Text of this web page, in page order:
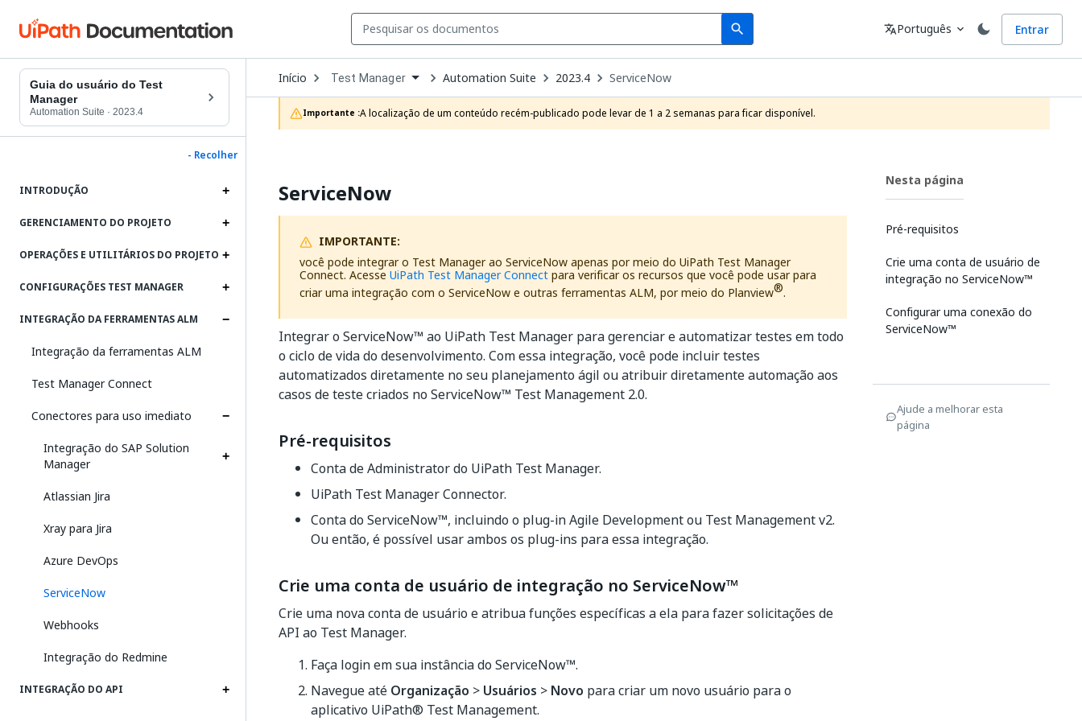
search
Search Idioma
translatePortuguês expand_more Entrar
Guia do usuário do Test
Manager
Automation Suite · 2023.4
- Recolher
INTRODUÇÃO
GERENCIAMENTO DO PROJETO
OPERAÇÕES E UTILITÁRIOS DO PROJETO
CONFIGURAÇÕES TEST MANAGER
INTEGRAÇÃO DA FERRAMENTAS ALM
Integração da ferramentas ALM
Test Manager Connect
Conectores para uso imediato
Integração do SAP Solution
Manager
Atlassian Jira
Xray para Jira
Azure DevOps
ServiceNow
Webhooks
Integração do Redmine
INTEGRAÇÃO DO API
Início Open
Dropdown
to
choose
product
Test Manager Automation Suite 2023.4 ServiceNow
Importante :A localização de um conteúdo recém-publicado pode levar de 1 a 2 semanas para ficar disponível.
ServiceNow
IMPORTANTE:
você pode integrar o Test Manager ao ServiceNow apenas por meio do UiPath Test Manager
Connect. Acesse UiPath Test Manager Connectpara verificar os recursos que você pode usar para
criar uma integração com o ServiceNow e outras ferramentas ALM, por meio do Planview®.
Integrar o ServiceNow™ ao UiPath Test Manager para gerenciar e automatizar testes em todo
o ciclo de vida do desenvolvimento. Com essa integração, você pode incluir testes
automatizados diretamente no seu planejamento ágil ou atribuir diretamente automação aos
casos de teste criados no ServiceNow™ Test Management 2.0.
Pré-requisitos
Conta de Administrator do UiPath Test Manager.
UiPath Test Manager Connector.
Conta do ServiceNow™, incluindo o plug-in Agile Development ou Test Management v2.
Ou então, é possível usar ambos os plug-ins para essa integração.
Crie uma conta de usuário de integração no ServiceNow™
Crie uma nova conta de usuário e atribua funções específicas a ela para fazer solicitações de
API ao Test Manager.
Faça login em sua instância do ServiceNow™.
Navegue até Organização > Usuários > Novo para criar um novo usuário para o
aplicativo UiPath® Test Management.
Nesta página
Pré-requisitos
Crie uma conta de usuário de
integração no ServiceNow™
Configurar uma conexão do
ServiceNow™
Ajude a melhorar esta
página